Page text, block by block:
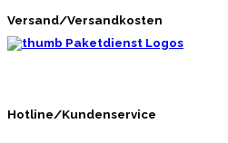
Versand/Versandkosten
Hotline/Kundenservice